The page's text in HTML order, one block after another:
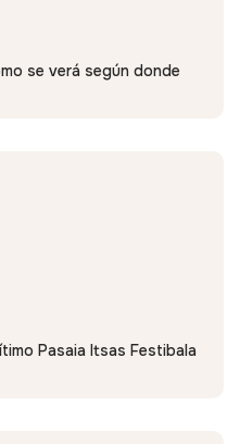
se verá según donde
Pasaia Itsas Festibala